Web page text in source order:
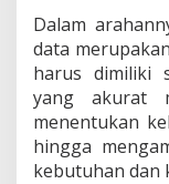
Dalam
data
harus dimiliki
yang akurat
menentukan
hingga
kebutuhan dan